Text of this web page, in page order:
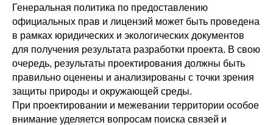
Генеральная политика по предоставлению
официальных прав и лицензий может быть проведена
в рамках юридических и экологических документов
для получения результата разработки проекта. В свою
очередь, результаты проектирования должны быть
правильно оценены и анализированы с точки зрения
защиты природы и окружающей среды.
При проектировании и межевании территории особое
внимание уделяется вопросам поиска связей и